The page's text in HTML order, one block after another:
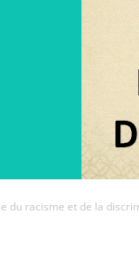
du racisme et de la